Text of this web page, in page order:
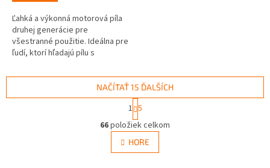
Ľahká a výkonná motorová píla
druhej generácie pre
všestranné použitie. Ideálna pre
ľudí, ktorí hľadajú pílu s
obsluhou. Ľahko sa štartuje aj
O
v
l
á
NAČÍTAŤ 15 ĎALŠÍCH
S
t
r
á
n
k
1 5
66položiek celkom
HORE